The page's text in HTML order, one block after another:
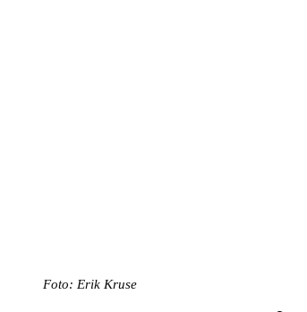
Foto: Erik Kruse